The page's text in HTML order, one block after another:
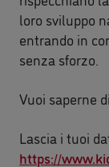
loro sviluppo
entrando in
senza sforzo.
Vuoi saperne
Lascia i tuoi
https://